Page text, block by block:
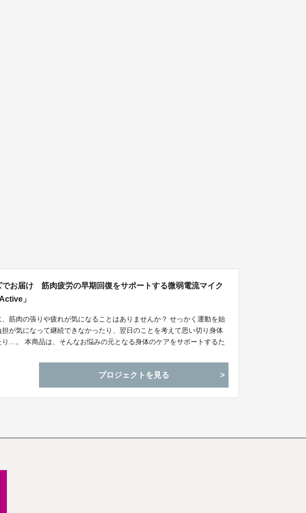
でお届け 筋肉疲労の早期回復をサポートする微弱電流マイク
」
筋肉の張りや疲れが気になることはありませんか？ せっかく運動を始
が気になって継続できなかったり、翌日のことを考えて思い切り身体
り…。 本商品は、そんなお悩みの元となる身体のケアをサポートするた
イテムです。 本製品は、操作リモコンがなく、 本体は直径が44mmの
ンサイズ」であるため、 持ち運びいつでも、どこでも、 身体ケアができ
プロジェクトを見る